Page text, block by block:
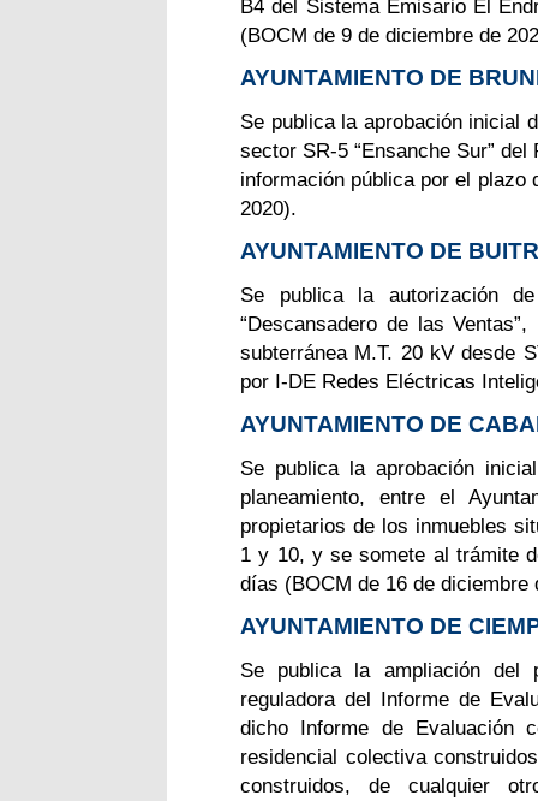
B4 del Sistema Emisario El
(BOCM de 9 de diciembre de
AYUNTAMIENTO DE
Se publica la aprobación inicial
sector SR-5 “Ensanche Sur”
información pública por el plazo
2020).
AYUNTAMIENTO DE
Se publica la autorización
“Descansadero de las
subterránea M.T. 20 kV desde
por I-DE Redes Eléctricas
AYUNTAMIENTO DE
Se publica la aprobación
planeamiento, entre el
propietarios de los inmuebles
1 y 10, y se somete al trámite
días (BOCM de 16 de diciembre
AYUNTAMIENTO DE
Se publica la ampliación del
reguladora del Informe de
dicho Informe de Evaluación
residencial colectiva
construidos, de cualquier